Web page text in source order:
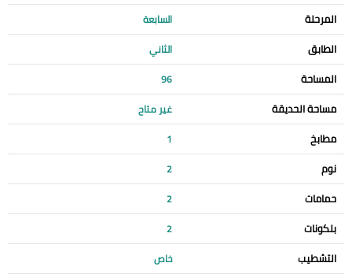
المرحلة السابعة
الطابق الثاني
المساحة 96
مساحة الحديقة غير متاح
مطابخ 1
نوم 2
حمامات 2
بلكونات 2
التشطيب خاص